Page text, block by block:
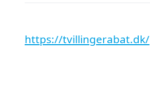
https://tvillingerabat.dk/